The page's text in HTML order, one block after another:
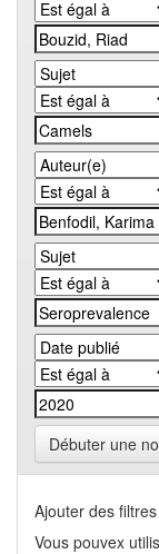
Débuter une
Ajouter des
Vous pouvex